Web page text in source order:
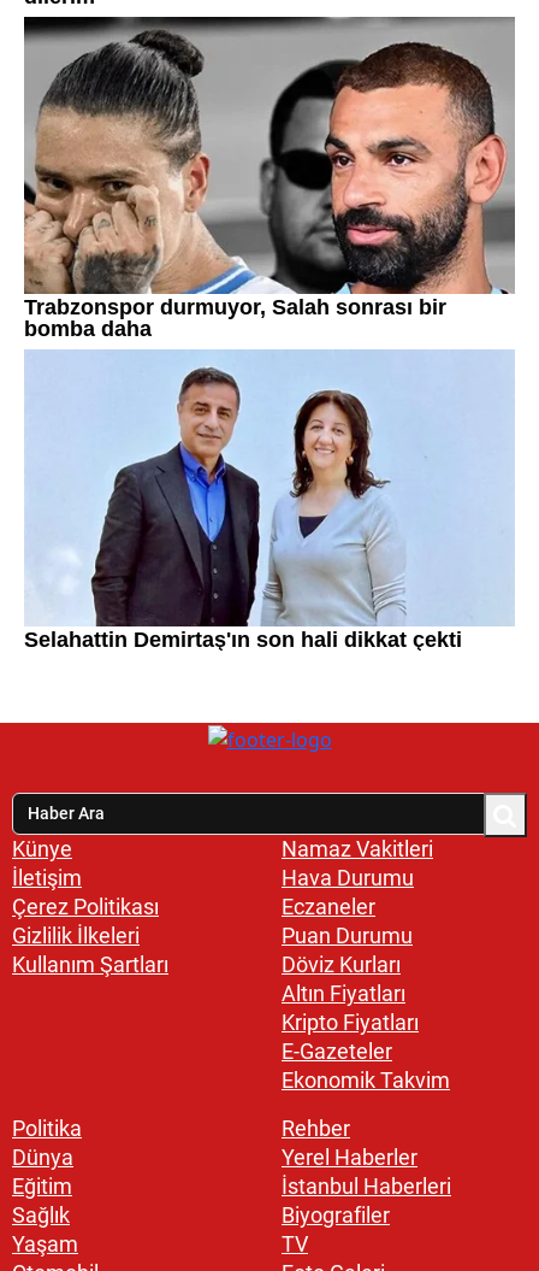
Künye
İletişim
Çerez Politikası
Gizlilik İlkeleri
Kullanım Şartları
Namaz Vakitleri
Hava Durumu
Eczaneler
Puan Durumu
Döviz Kurları
Altın Fiyatları
Kripto Fiyatları
E-Gazeteler
Ekonomik Takvim
Politika
Dünya
Eğitim
Sağlık
Yaşam
Rehber
Yerel Haberler
İstanbul Haberleri
Biyografiler
TV